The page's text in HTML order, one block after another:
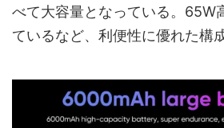
べて大容量となっている。65W
ているなど、利便性に優れた構